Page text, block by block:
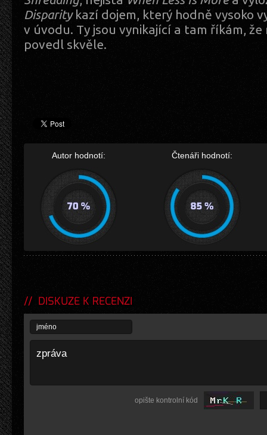
Disparitykazí dojem, který hodně vysoko
v úvodu. Ty jsou vynikající a tam říkám, že
povedl skvěle.
Autor hodnotí: Čtenáři hodnotí:
DISKUZE K RECENZI
opište kontrolní kód